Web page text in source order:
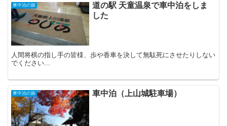
車中泊の旅
道の駅 天童温泉で車中泊をしま
した
人間将棋の指し手の皆様、歩や香車を決して無駄死にさせたりしない
でください...
車中泊の旅 車中泊（上山城駐車場）